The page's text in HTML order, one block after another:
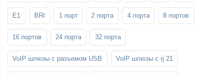
E1 BRI 1 порт 2 порта 4 порта 8 портов
16 портов 24 порта 32 порта
VoIP шлюзы с разъемом USB VoIP шлюзы с rj 21